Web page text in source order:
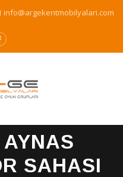
info@argekentmobilyalari.com
SAHASI